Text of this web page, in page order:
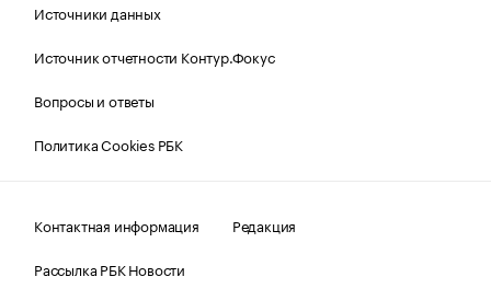
Источники данных
Источник отчетности Контур.Фокус
Вопросы и ответы
Политика Cookies РБК
Контактная информация
Редакция
Рассылка РБК Новости